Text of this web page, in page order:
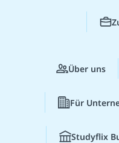
Über uns
Für
Studyflix